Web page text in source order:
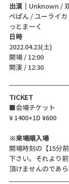
出演｜ Unknown /
ぺぱん / ユーライ
っとまーく
日時
2022.04.23(土)
開場 / 12:00
開演 / 12:30
TICKET
■会場チケット
¥ 1400+1D ¥600
※来場順入場
開場時刻の【15分
下さい。それより
頂けませんのであ